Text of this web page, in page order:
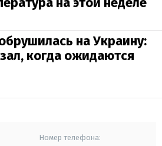
на Украину:
когда ожидаются
Номер телефона: